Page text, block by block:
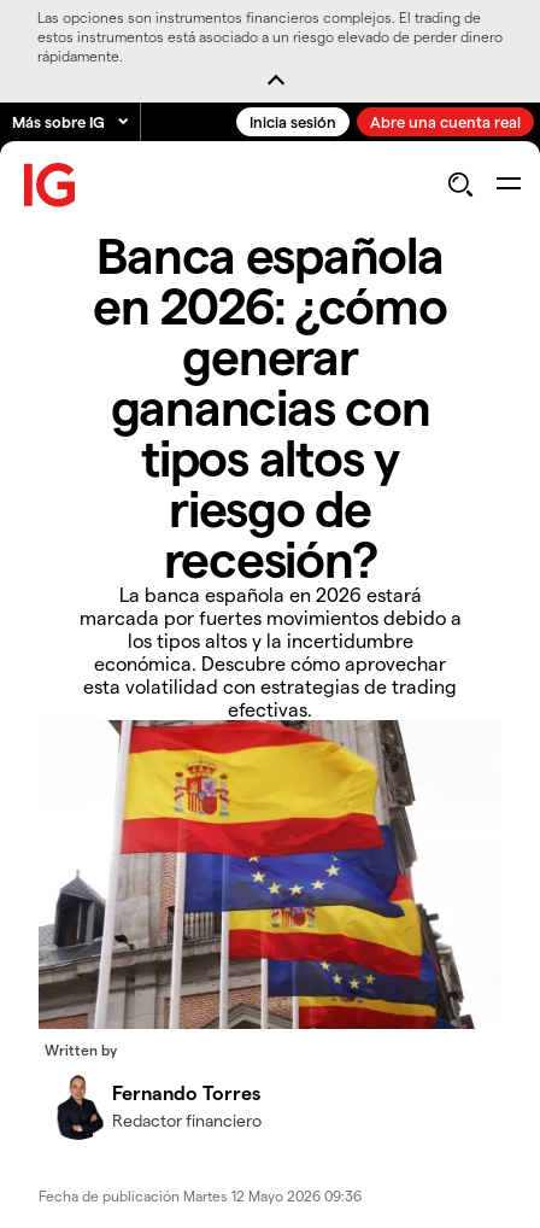
Las opciones son instrumentos financieros complejos. El trading de
estos instrumentos está asociado a un riesgo elevado de perder dinero
rápidamente.
Más sobre IG Inicia sesión Abre una cuenta real
Banca española
en 2026: ¿cómo
generar
ganancias con
tipos altos y
riesgo de
recesión?
La banca española en 2026 estará
marcada por fuertes movimientos debido a
los tipos altos y la incertidumbre
económica. Descubre cómo aprovechar
esta volatilidad con estrategias de trading
efectivas.
Written by
Fernando Torres
Redactor financiero
Fecha de publicación Martes 12 Mayo 2026 09:36